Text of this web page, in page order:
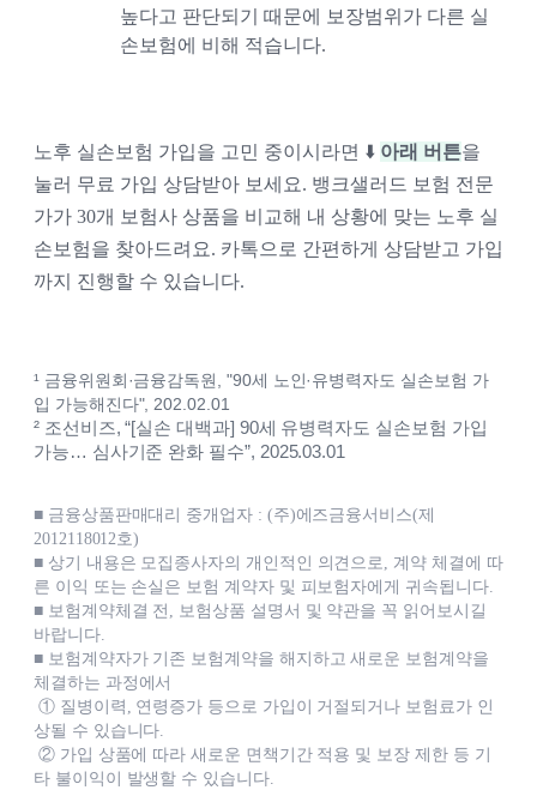
높다고 판단되기 때문에 보장범위가 다른 실
손보험에 비해 적습니다.
노후 실손보험 가입을 고민 중이시라면 ⬇️ 아래 버튼을
눌러 무료 가입 상담받아 보세요. 뱅크샐러드 보험 전문
가가 30개 보험사 상품을 비교해 내 상황에 맞는 노후 실
손보험을 찾아드려요. 카톡으로 간편하게 상담받고 가입
까지 진행할 수 있습니다.
¹ 금융위원회·금융감독원, "90세 노인·유병력자도 실손보험 가
입 가능해진다", 202.02.01
² 조선비즈, “[실손 대백과] 90세 유병력자도 실손보험 가입
가능… 심사기준 완화 필수”, 2025.03.01
■ 금융상품판매대리 중개업자 : (주)에즈금융서비스(제
2012118012호)
■ 상기 내용은 모집종사자의 개인적인 의견으로, 계약 체결에 따
른 이익 또는 손실은 보험 계약자 및 피보험자에게 귀속됩니다.
■ 보험계약체결 전, 보험상품 설명서 및 약관을 꼭 읽어보시길
바랍니다.
■ 보험계약자가 기존 보험계약을 해지하고 새로운 보험계약을
체결하는 과정에서
① 질병이력, 연령증가 등으로 가입이 거절되거나 보험료가 인
상될 수 있습니다.
② 가입 상품에 따라 새로운 면책기간 적용 및 보장 제한 등 기
타 불이익이 발생할 수 있습니다.